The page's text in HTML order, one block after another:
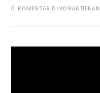
KOMENTAR DINONAKTIFKAN